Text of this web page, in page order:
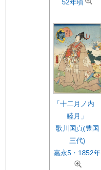
52年頃
「十二月ノ内
睦月」
歌川国貞(豊国
三代)
嘉永5・1852年